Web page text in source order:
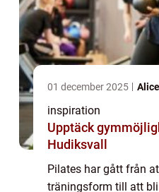
01 december 2025
inspiration
Upptäck
Hudiksvall
Pilates har gått från
träningsform till att